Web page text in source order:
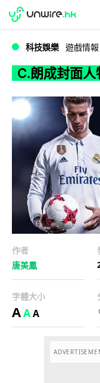
C.朗成
WWDC 2026
科技娛樂 遊戲情報
C.朗成封面人
作者
唐美鳳
字體大小
AAA